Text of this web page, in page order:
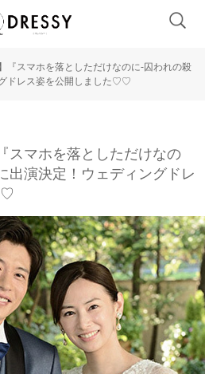
『スマホを落としただけなのに-囚われの殺
ドレス姿を公開しました♡♡
スマホを落としただけなの
出演決定！ウェディングドレ